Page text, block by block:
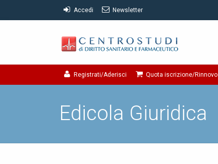
Accedi Newsletter
Registrati/Aderisci Quota iscrizione/Rinnovo
Edicola Giuridica